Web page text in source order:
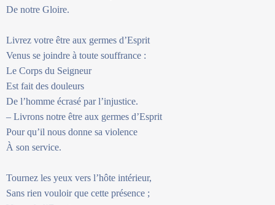
De notre Gloire.
Livrez votre être aux germes d’Esprit
Venus se joindre à toute souffrance :
Le Corps du Seigneur
Est fait des douleurs
De l’homme écrasé par l’injustice.
– Livrons notre être aux germes d’Esprit
Pour qu’il nous donne sa violence
À son service.
Tournez les yeux vers l’hôte intérieur,
Sans rien vouloir que cette présence ;